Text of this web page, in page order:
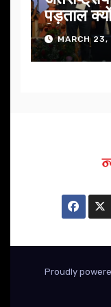
पड़ताल
निखार
MARCH
Proudly